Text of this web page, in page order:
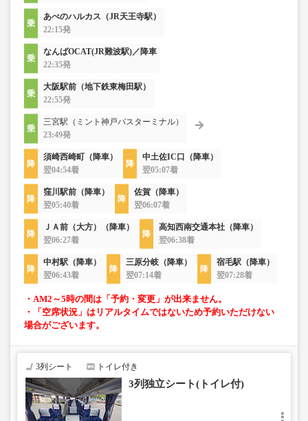
あべのハルカス（JR天王寺駅）
22:15発
なんばOCAT(JR難波駅)／降車
22:35発
大阪駅前（地下鉄東梅田駅）
22:55発
三宮駅（ミント神戸バスターミナル）
23:49発
須崎西崎町（降車）
翌04:54着
中土佐IC口（降車）
翌05:07着
窪川駅前（降車）
翌05:40着
佐賀（降車）
翌06:07着
ＪＡ前（大方）（降車）
翌06:27着
高知西南交通本社（降車）
翌06:38着
中村駅（降車）
翌06:43着
三原分岐（降車）
翌07:14着
宿毛駅（降車）
翌07:28着
・AM2～5時の間は「予約・変更」が出来ません。
・「空席状況」はリアルタイムではないため予約いただけない
場合がございます。
3列シート トイレ付き
3列独立シート(トイレ付)